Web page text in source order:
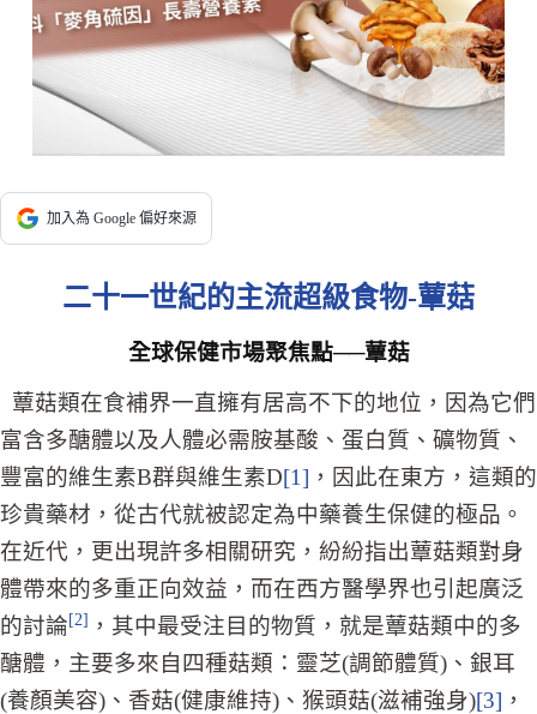
加入為 Google 偏好來源
二十一世紀的主流超級食物-蕈菇
全球保健市場聚焦點──蕈菇
蕈菇類在食補界一直擁有居高不下的地位，因為它們
富含多醣體以及人體必需胺基酸、蛋白質、礦物質、
豐富的維生素B群與維生素D[1] ，因此在東方，這類的
珍貴藥材，從古代就被認定為中藥養生保健的極品。
在近代，更出現許多相關研究，紛紛指出蕈菇類對身
體帶來的多重正向效益，而在西方醫學界也引起廣泛
的討論 [2] ，其中最受注目的物質，就是蕈菇類中的多
醣體，主要多來自四種菇類：靈芝(調節體質)、銀耳
(養顏美容)、香菇(健康維持)、猴頭菇(滋補強身)[3] ，